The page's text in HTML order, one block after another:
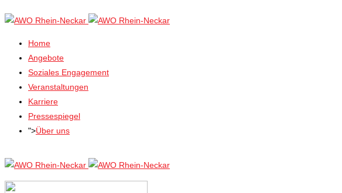
Home
Angebote
Soziales Engagement
Veranstaltungen
Karriere
Pressespiegel
">Über uns